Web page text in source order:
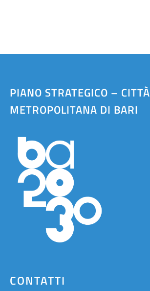
PIANO STRATEGICO – CITTÀ
METROPOLITANA DI BARI
CONTATTI